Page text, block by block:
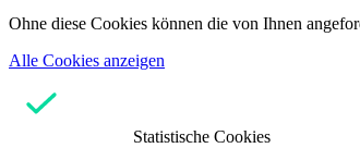
Ohne diese Cookies können die von Ihnen
Alle Cookies anzeigen
Statistische Cookies